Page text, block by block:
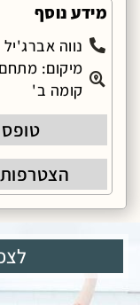
מידע נוסף
נווה אברג'יל 052-4216936
מיקום:
קומה ב'
טופס